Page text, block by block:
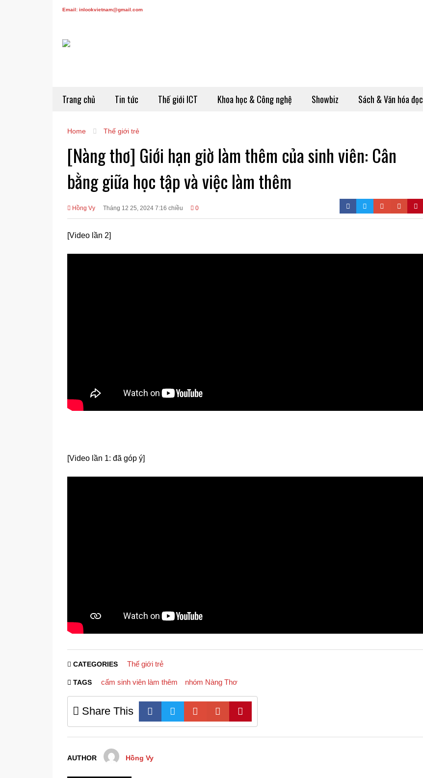
Email: inlookvietnam@gmail.com
Trang chủ Tin tức Thế giới ICT Khoa học & Công nghệ Showbiz Sách & Văn hóa đọc
Home Thế giới trẻ
[Nàng thơ] Giới hạn giờ làm thêm của sinh viên: Cân
bằng giữa học tập và việc làm thêm
Hồng Vy Tháng 12 25, 2024 7:16 chiều 0
[Video lần 2]
[Video lần 1: đã góp ý]
CATEGORIES Thế giới trẻ
TAGS cấm sinh viên làm thêm nhóm Nàng Thơ
Share This
AUTHOR Hồng Vy